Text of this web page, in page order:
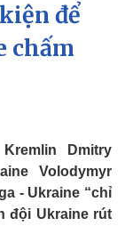
tiết
để
chấm
Dmitry
Volodymyr
- Ukraine “chỉ
đội Ukraine rút